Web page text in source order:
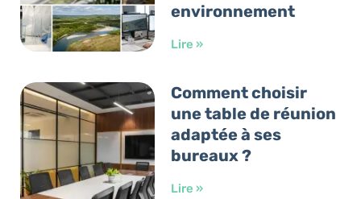
environnement
Lire »
Comment choisir
une table de réunion
adaptée à ses
bureaux ?
Lire »